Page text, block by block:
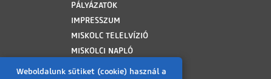
Weboldalunk sütiket (cookie) használ a
PÁLYÁZATOK
IMPRESSZUM
MISKOLC TELELVÍZIÓ
MISKOLCI NAPLÓ
MINAP ARCHÍVUM